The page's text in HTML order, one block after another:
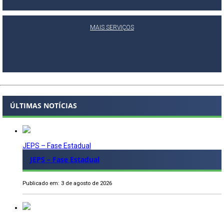
MAIS SERVIÇOS
ÚLTIMAS NOTÍCIAS
JEPS – Fase Estadual
JEPS – Fase Estadual
Publicado em: 3 de agosto de 2026